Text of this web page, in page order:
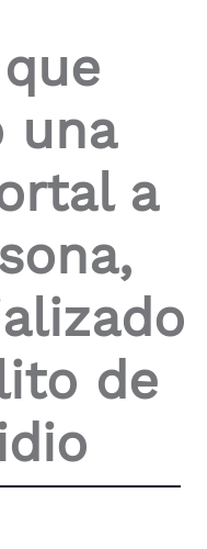
una
a
de